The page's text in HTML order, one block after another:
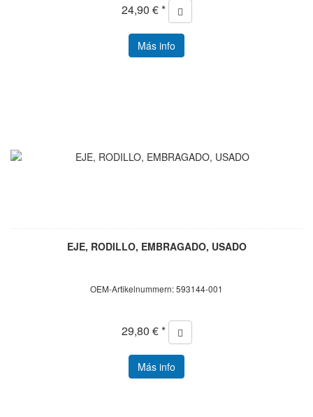
24,90 € *
Más info
EJE, RODILLO, EMBRAGADO, USADO
OEM-Artikelnummern: 593144-001
29,80 € *
Más info